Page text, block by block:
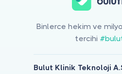
Binlerce hekim ve
tercihi
Bulut Klinik Teknoloji